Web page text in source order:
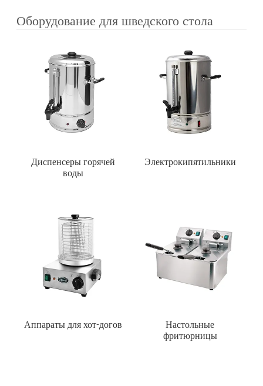
Оборудование для шведского стола
Диспенсеры горячей
воды
Электрокипятильники
Аппараты для хот-догов
Настольные
фритюрницы